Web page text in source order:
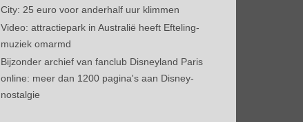
City: 25 euro voor anderhalf uur klimmen
Video: attractiepark in Australië heeft Efteling-
muziek omarmd
Bijzonder archief van fanclub Disneyland Paris
online: meer dan 1200 pagina's aan Disney-
nostalgie